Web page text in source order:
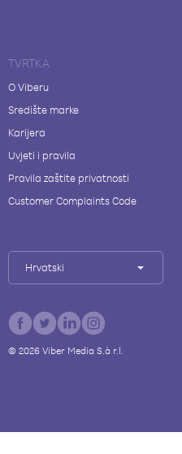
TVRTKA
O Viberu
Središte marke
Karijera
Uvjeti i pravila
Pravila zaštite privatnosti
Customer Complaints Code
Hrvatski
© 2026Viber Media S.à r.l.